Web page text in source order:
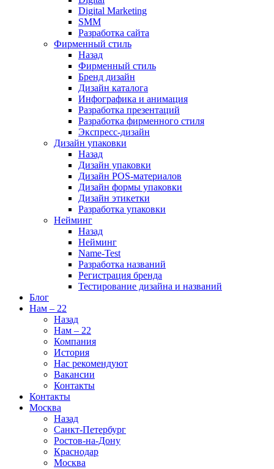
Digital Marketing
SMM
Разработка сайта
Фирменный стиль
Назад
Фирменный стиль
Бренд дизайн
Дизайн каталога
Инфографика и анимация
Разработка презентаций
Разработка фирменного стиля
Экспресс-дизайн
Дизайн упаковки
Назад
Дизайн упаковки
Дизайн POS-материалов
Дизайн формы упаковки
Дизайн этикетки
Разработка упаковки
Нейминг
Назад
Нейминг
Name-Test
Разработка названий
Регистрация бренда
Тестирование дизайна и названий
Блог
Нам – 22
Назад
Нам – 22
Компания
История
Нас рекомендуют
Вакансии
Контакты
Контакты
Москва
Назад
Санкт-Петербург
Ростов-на-Дону
Краснодар
Москва